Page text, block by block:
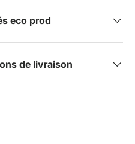
eco prod
de livraison
Facebook
sur Pinterest